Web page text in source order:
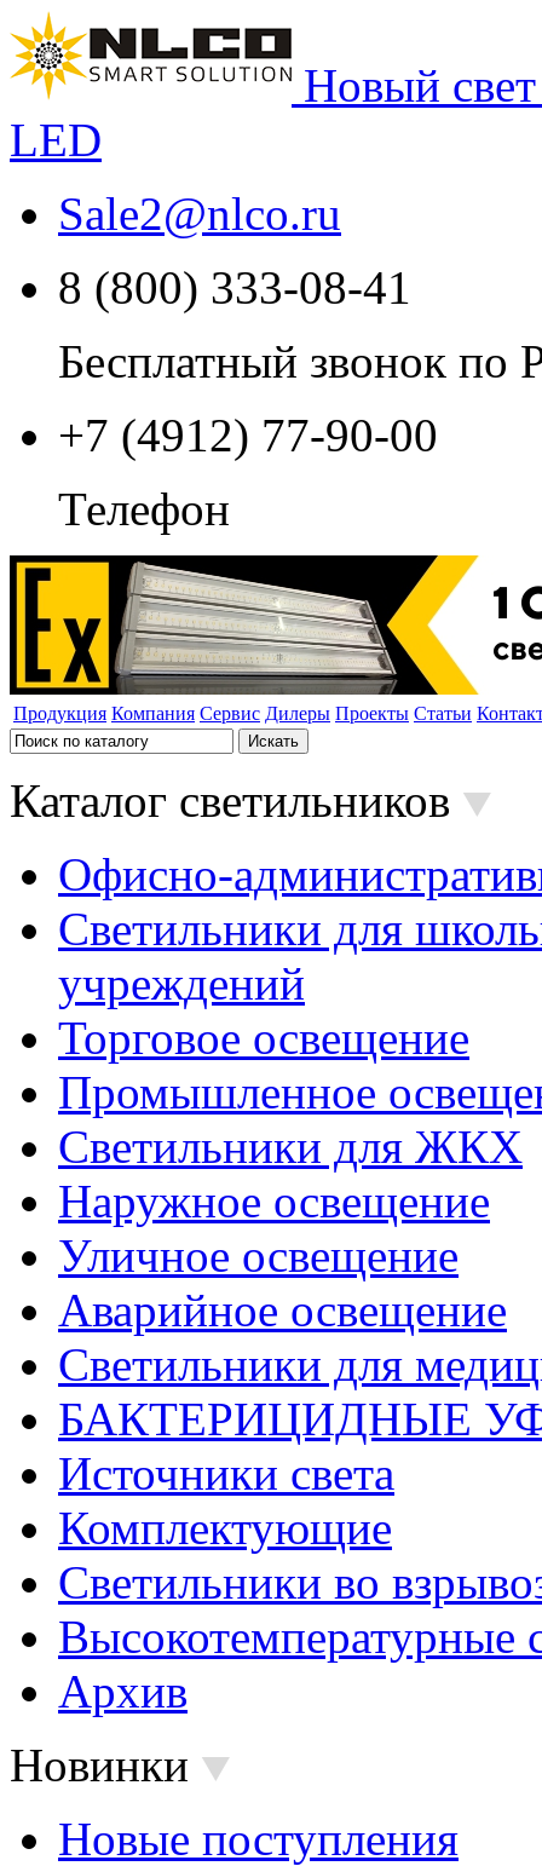
Новый
LED
Sale2@nlco.ru
8 (800) 333-08-41
Бесплатный звонок по
+7 (4912) 77-90-00
Телефон
Продукция Компания Сервис Дилеры Проекты Статьи
Каталог светильников
Офисно-
Светильники для
учреждений
Торговое освещение
Промышленное
Светильники для ЖКХ
Наружное освещение
Уличное освещение
Аварийное освещение
Светильники для
БАКТЕРИЦИДНЫЕ
Источники света
Комплектующие
Светильники во
Высокотемпературные
Архив
Новинки
Новые поступления